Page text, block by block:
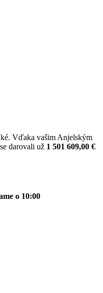
Vďaka vašim Anjelským
darovali už 1 501 609,00 €
o 10:00